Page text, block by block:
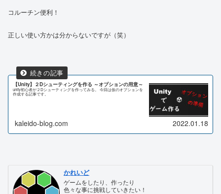
コルーチン便利！
正しい使い方かは分からないですが（笑）
【Unity】２Dシューティングを作る ～オプションの用意～
unity初心者が２Dシューティングを作ってみる。 今回は仮のオプションを
作成する記事です。
kaleido-blog.com 2022.01.18
かれいど
ゲームをしたり、作ったり
色々な事に挑戦していきたい！